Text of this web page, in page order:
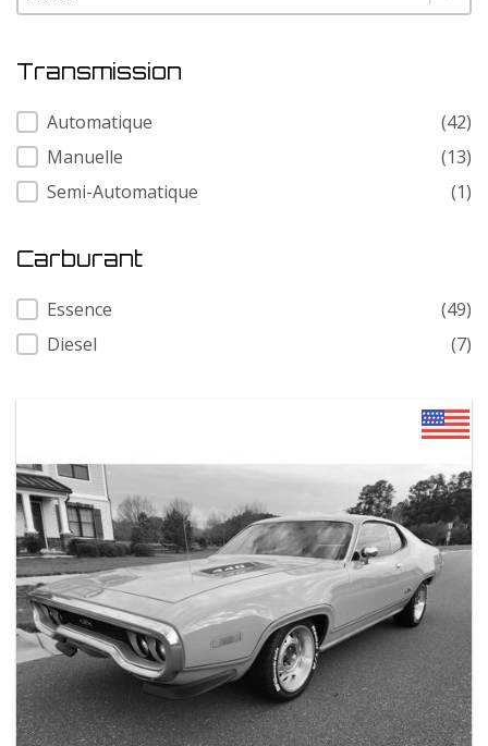
Transmission
Transmission
Automatique
(42)
Manuelle
(13)
Semi-Automatique
(1)
Carburant
Carburant
Essence
(49)
Diesel
(7)